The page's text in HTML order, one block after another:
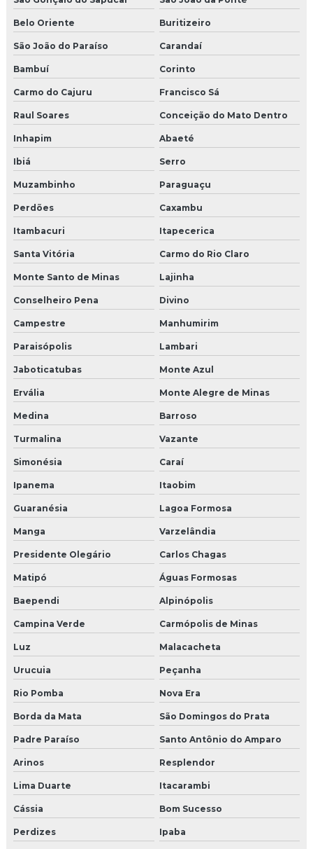
Belo Oriente Buritizeiro
São João do Paraíso Carandaí
Bambuí Corinto
Carmo do Cajuru Francisco Sá
Raul Soares Conceição do Mato Dentro
Inhapim Abaeté
Ibiá Serro
Muzambinho Paraguaçu
Perdões Caxambu
Itambacuri Itapecerica
Santa Vitória Carmo do Rio Claro
Monte Santo de Minas Lajinha
Conselheiro Pena Divino
Campestre Manhumirim
Paraisópolis Lambari
Jaboticatubas Monte Azul
Ervália Monte Alegre de Minas
Medina Barroso
Turmalina Vazante
Simonésia Caraí
Ipanema Itaobim
Guaranésia Lagoa Formosa
Manga Varzelândia
Presidente Olegário Carlos Chagas
Matipó Águas Formosas
Baependi Alpinópolis
Campina Verde Carmópolis de Minas
Luz Malacacheta
Urucuia Peçanha
Rio Pomba Nova Era
Borda da Mata São Domingos do Prata
Padre Paraíso Santo Antônio do Amparo
Arinos Resplendor
Lima Duarte Itacarambi
Cássia Bom Sucesso
Perdizes Ipaba